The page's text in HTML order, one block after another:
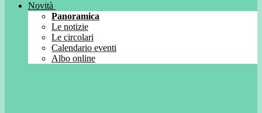
Novità
Panoramica
Le notizie
Le circolari
Calendario eventi
Albo online